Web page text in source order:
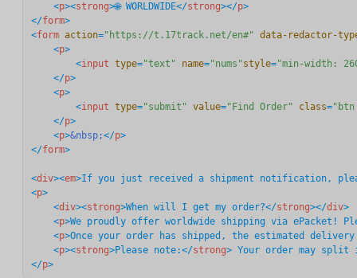
<p><strong>🌐 WORLDWIDE</strong></p>
</form>
<form action="https://t.17track.net/en#" data-redactor-
<p>
<input type="text" name="nums"style="min-width:
</p>
<p>
<input type="submit" value="Find Order" class=
</p>
<p>&nbsp;</p>
</form>
<div><em>If you just received a shipment notification,
<p>
<div><strong>When will I get my order?</strong></div>
<p>We proudly offer worldwide shipping via ePacket!
<p>Once your order has shipped, the estimated
<p><strong>Please note:</strong> Your order may split
</p>